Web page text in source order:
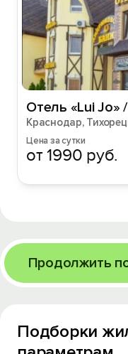
Отель «Lui
Краснодар,
Цена за сутки
от 1990 руб.
Продолжить
Подборки